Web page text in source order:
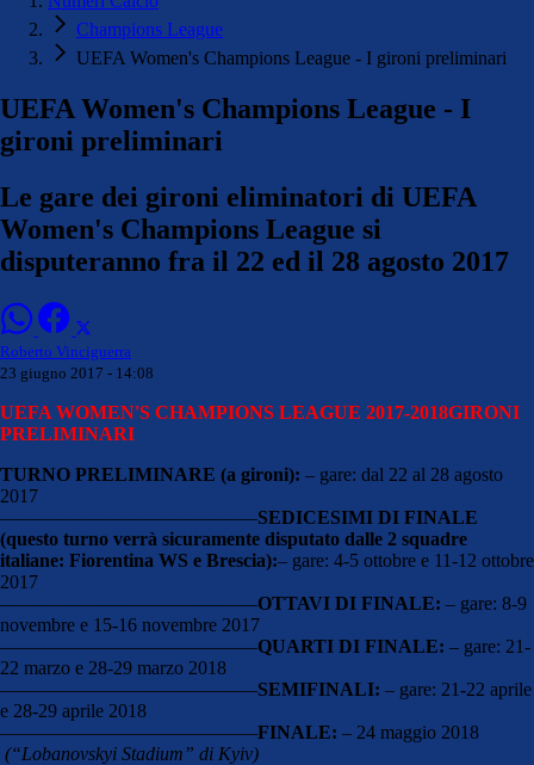
Champions League
UEFA Women's Champions League - I gironi preliminari
UEFA Women's Champions League - I
gironi preliminari
Le gare dei gironi eliminatori di UEFA
Women's Champions League si
disputeranno fra il 22 ed il 28 agosto 2017
Roberto Vinciguerra
23 giugno 2017 - 14:08
UEFA WOMEN'S CHAMPIONS LEAGUE 2017-2018GIRONI
PRELIMINARI
TURNO PRELIMINARE (a gironi): – gare: dal 22 al 28 agosto
2017
—————————————–SEDICESIMI DI FINALE
(questo turno verrà sicuramente disputato dalle 2 squadre
italiane: Fiorentina WS e Brescia):– gare: 4-5 ottobre e 11-12 ottobre
2017
—————————————–OTTAVI DI FINALE: – gare: 8-9
novembre e 15-16 novembre 2017
—————————————–QUARTI DI FINALE: – gare: 21-
22 marzo e 28-29 marzo 2018
—————————————–SEMIFINALI: – gare: 21-22 aprile
e 28-29 aprile 2018
—————————————–FINALE: – 24 maggio 2018
(“Lobanovskyi Stadium” di Kyiv)